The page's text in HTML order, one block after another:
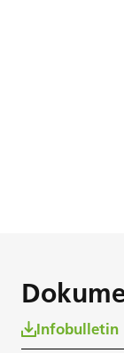
Infobulletin